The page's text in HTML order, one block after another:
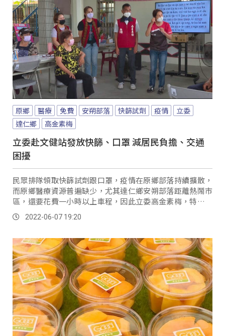
原鄉 醫療 免費 安朔部落 快篩試劑 疫情
立委
達仁鄉
高金素梅
立委赴文健站發放快篩、口罩 減居民負擔、交通
困擾
民眾排隊領取快篩試劑跟口罩，疫情在原鄉部落持續擴散，
而原鄉醫療資源普遍缺少，尤其達仁鄉安朔部落距離熱鬧市
區，還要花費一小時以上車程，因此立委高金素梅，特別帶
著快篩試劑跟N95口罩，來到安朔部落文健站，免費發放給
照服員跟部落居民。
2022-06-07 19:20